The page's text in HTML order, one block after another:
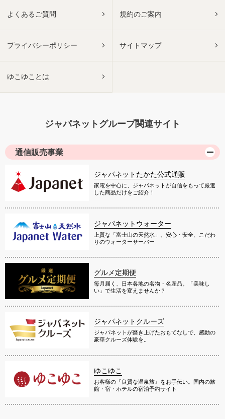
よくあるご質問 規約のご案内
プライバシーポリシー サイトマップ
ゆこゆことは
ジャパネットグループ関連サイト
通信販売事業
ジャパネットたかた公式通販
家電を中心に、ジャパネットが自信をもって厳選
した商品だけをご紹介！
ジャパネットウォーター
上質な「富士山の天然水」。安心・安全、こだわ
りのウォーターサーバー
グルメ定期便
毎月届く、日本各地の名物・名産品。「美味し
い」で生活を変えませんか？
ジャパネットクルーズ
ジャパネットが磨き上げたおもてなしで、感動の
豪華クルーズ体験を。
ゆこゆこ
お客様の『良質な温泉旅』をお手伝い。国内の旅
館・宿・ホテルの宿泊予約サイト